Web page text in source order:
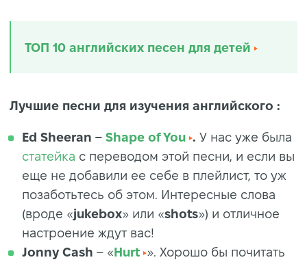
ТОП 10 английских песен для детей
Лучшие песни для изучения английского :
Ed Sheeran – Shape of You . У нас уже была
статейка с переводом этой песни, и если вы
еще не добавили ее себе в плейлист, то уж
позаботьтесь об этом. Интересные слова
(вроде «jukebox» или «shots») и отличное
настроение ждут вас!
Jonny Cash – « Hurt ». Хорошо бы почитать